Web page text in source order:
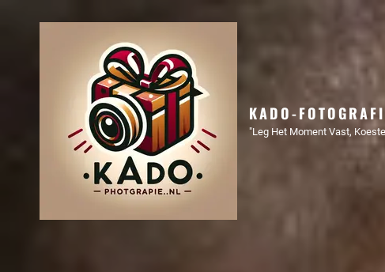
KADO-
"Leg Het Moment Vast,